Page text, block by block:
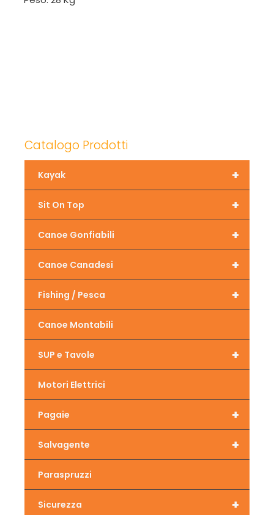
Catalogo Prodotti
+
Kayak
+
Sit On Top
+
Canoe Gonfiabili
+
Canoe Canadesi
+
Fishing / Pesca
Canoe Montabili
+
SUP e Tavole
Motori Elettrici
+
Pagaie
+
Salvagente
Paraspruzzi
+
Sicurezza